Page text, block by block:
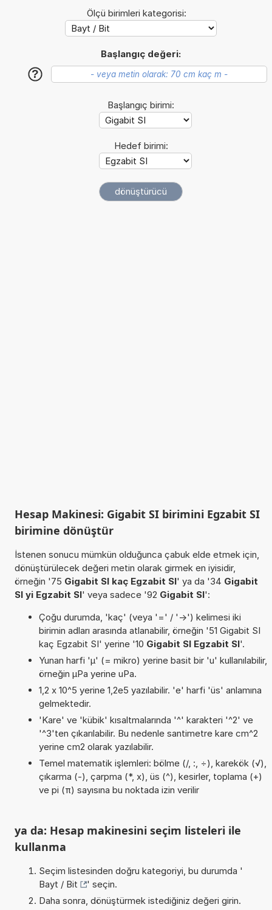
Ölçü birimleri kategorisi:
Başlangıç değeri:
?
Başlangıç birimi:
Hedef birimi:
Hesap Makinesi: Gigabit SI birimini Egzabit SI
birimine dönüştür
İstenen sonucu mümkün olduğunca çabuk elde etmek için,
dönüştürülecek değeri metin olarak girmek en iyisidir,
örneğin '75 Gigabit SI kaç Egzabit SI' ya da '34 Gigabit
SI yi Egzabit SI' veya sadece '92 Gigabit SI':
Çoğu durumda, 'kaç' (veya '=' / '->') kelimesi iki
birimin adları arasında atlanabilir, örneğin '51 Gigabit SI
kaç Egzabit SI' yerine '10 Gigabit SI Egzabit SI'.
Yunan harfi 'µ' (= mikro) yerine basit bir 'u' kullanılabilir,
örneğin µPa yerine uPa.
1,2 x 10^5 yerine 1,2e5 yazılabilir. 'e' harfi 'üs' anlamına
gelmektedir.
'Kare' ve 'kübik' kısaltmalarında '^' karakteri '^2' ve
'^3'ten çıkarılabilir. Bu nedenle santimetre kare cm^2
yerine cm2 olarak yazılabilir.
Temel matematik işlemleri: bölme (/, :, ÷), karekök (√),
çıkarma (-), çarpma (*, x), üs (^), kesirler, toplama (+)
ve pi (π) sayısına bu noktada izin verilir
ya da: Hesap makinesini seçim listeleri ile
kullanma
Seçim listesinden doğru kategoriyi, bu durumda '
Bayt / Bit
' seçin.
Daha sonra, dönüştürmek istediğiniz değeri girin.